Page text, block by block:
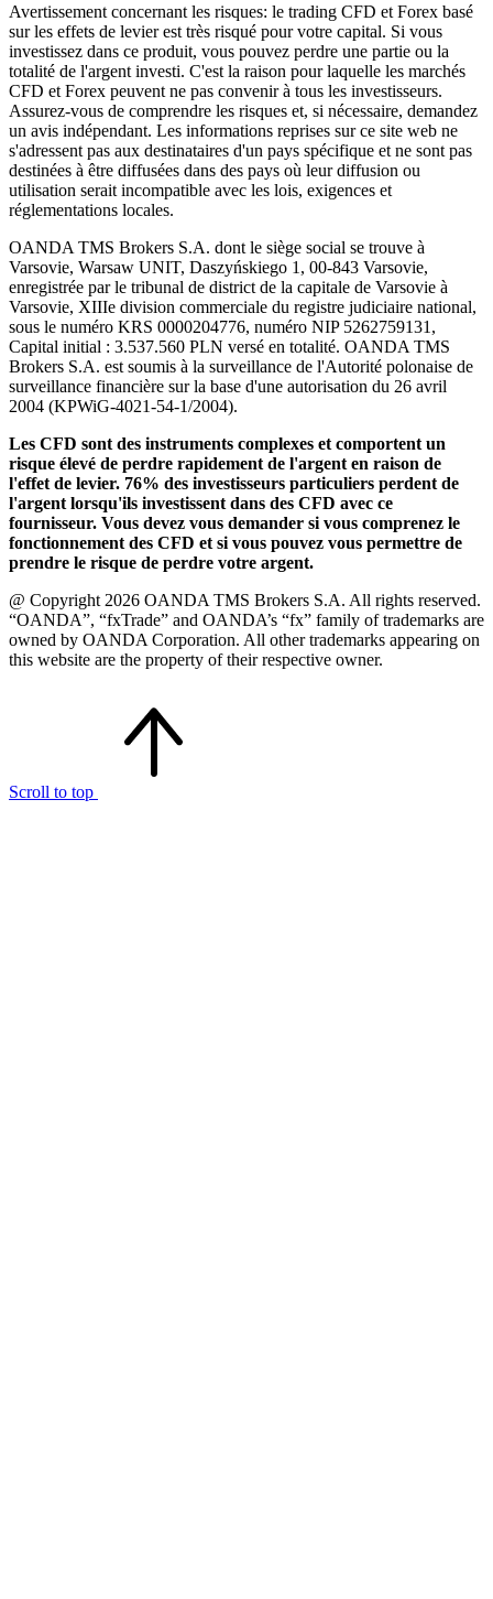
Avertissement concernant les risques: le trading CFD et Forex basé
sur les effets de levier est très risqué pour votre capital. Si vous
investissez dans ce produit, vous pouvez perdre une partie ou la
totalité de l'argent investi. C'est la raison pour laquelle les marchés
CFD et Forex peuvent ne pas convenir à tous les investisseurs.
Assurez-vous de comprendre les risques et, si nécessaire, demandez
un avis indépendant. Les informations reprises sur ce site web ne
s'adressent pas aux destinataires d'un pays spécifique et ne sont pas
destinées à être diffusées dans des pays où leur diffusion ou
utilisation serait incompatible avec les lois, exigences et
réglementations locales.
OANDA TMS Brokers S.A. dont le siège social se trouve à
Varsovie, Warsaw UNIT, Daszyńskiego 1, 00-843 Varsovie,
enregistrée par le tribunal de district de la capitale de Varsovie à
Varsovie, XIIIe division commerciale du registre judiciaire national,
sous le numéro KRS 0000204776, numéro NIP 5262759131,
Capital initial : 3.537.560 PLN versé en totalité. OANDA TMS
Brokers S.A. est soumis à la surveillance de l'Autorité polonaise de
surveillance financière sur la base d'une autorisation du 26 avril
2004 (KPWiG-4021-54-1/2004).
Les CFD sont des instruments complexes et comportent un
risque élevé de perdre rapidement de l'argent en raison de
l'effet de levier. 76% des investisseurs particuliers perdent de
l'argent lorsqu'ils investissent dans des CFD avec ce
fournisseur. Vous devez vous demander si vous comprenez le
fonctionnement des CFD et si vous pouvez vous permettre de
prendre le risque de perdre votre argent.
@ Copyright 2026 OANDA TMS Brokers S.A. All rights reserved.
“OANDA”, “fxTrade” and OANDA’s “fx” family of trademarks are
owned by OANDA Corporation. All other trademarks appearing on
this website are the property of their respective owner.
Scroll to top